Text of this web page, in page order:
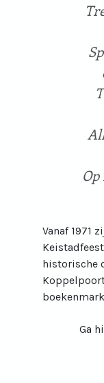
Vanaf 1971
historische
Ga